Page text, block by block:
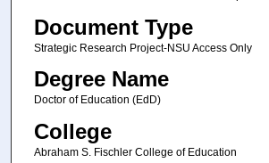
Document Type
Strategic Research Project-NSU Access Only
Degree Name
Doctor of Education (EdD)
College
Abraham S. Fischler College of Education